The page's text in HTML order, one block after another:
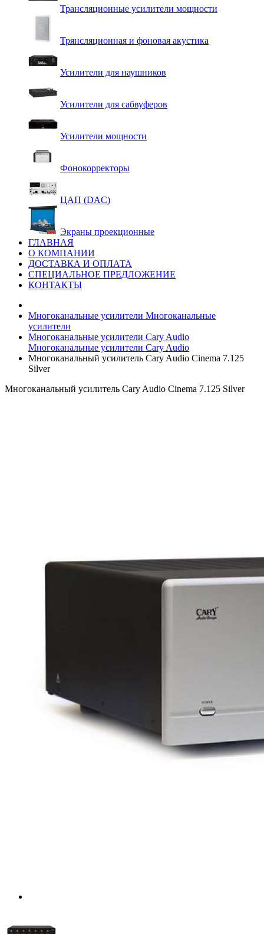
Трансляционные усилители мощности
Трянсляционная и фоновая акустика
Усилители для наушников
Усилители для сабвуферов
Усилители мощности
Фонокорректоры
ЦАП (DAC)
Экраны проекционные
ГЛАВНАЯ
О КОМПАНИИ
ДОСТАВКА И ОПЛАТА
СПЕЦИАЛЬНОЕ ПРЕДЛОЖЕНИЕ
КОНТАКТЫ
Многоканальные усилители Многоканальные
усилители
Многоканальные усилители Cary Audio
Многоканальные усилители Cary Audio
Многоканальный усилитель Cary Audio Cinema 7.125
Silver
Многоканальный усилитель Cary Audio Cinema 7.125 Silver